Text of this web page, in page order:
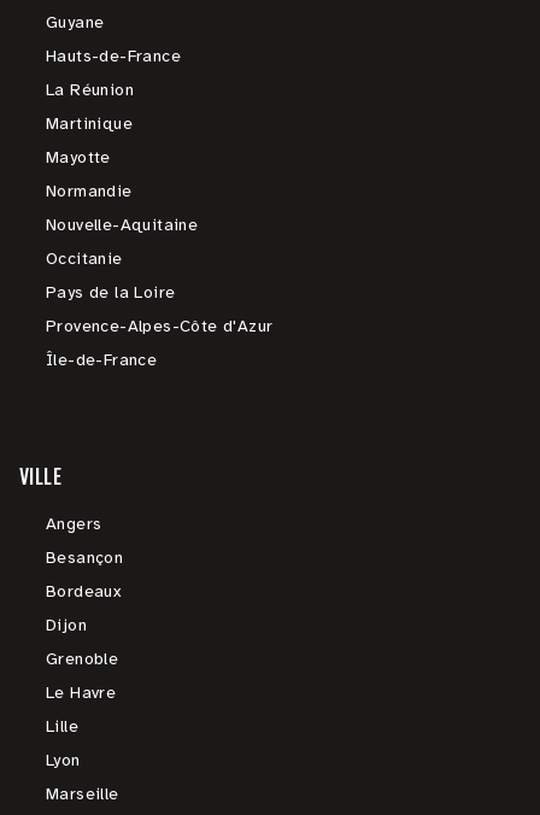
Guyane
Hauts-de-France
La Réunion
Martinique
Mayotte
Normandie
Nouvelle-Aquitaine
Occitanie
Pays de la Loire
Provence-Alpes-Côte d'Azur
Île-de-France
VILLE
Angers
Besançon
Bordeaux
Dijon
Grenoble
Le Havre
Lille
Lyon
Marseille